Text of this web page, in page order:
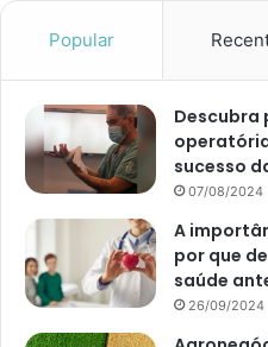
Popular
Descubra
sucesso
07/08/2024
A
por que
saúde
26/09/2024